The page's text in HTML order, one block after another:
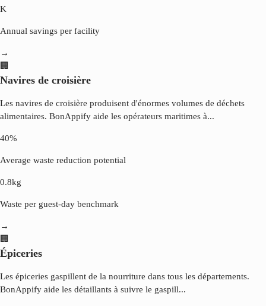
K
Annual savings per facility
→
🏢
Navires de croisière
Les navires de croisière produisent d'énormes volumes de déchets
alimentaires. BonAppify aide les opérateurs maritimes à...
40%
Average waste reduction potential
0.8kg
Waste per guest-day benchmark
→
🏢
Épiceries
Les épiceries gaspillent de la nourriture dans tous les départements.
BonAppify aide les détaillants à suivre le gaspill...